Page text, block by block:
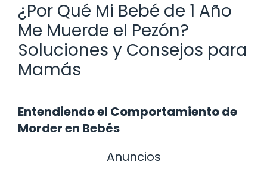
¿Por Qué Mi Bebé de 1 Año
Me Muerde el Pezón?
Soluciones y Consejos para
Mamás
Entendiendo el Comportamiento de
Morder en Bebés
Anuncios